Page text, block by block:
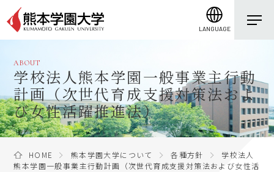
LANGUAGE
ABOUT
学校法人熊本学園一般事業主行動
計画（次世代育成支援対策法およ
び女性活躍推進法）
HOME 熊本学園大学について 各種方針
学校法人
熊本学園一般事業主行動計画（次世代育成支援対策法および女性活